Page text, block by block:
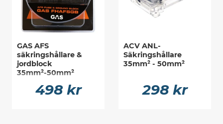
GAS AFS
säkringshållare &
jordblock
35mm²-50mm²
498 kr
ACV ANL-
Säkringshållare
35mm² - 50mm²
298 kr